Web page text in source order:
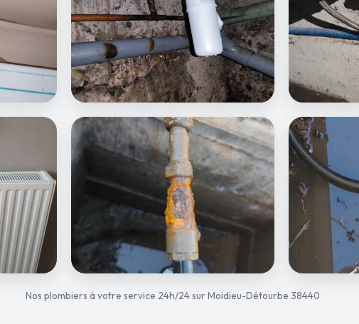
Nos plombiers à votre service 24h/24 sur Moidieu-Détourbe 38440